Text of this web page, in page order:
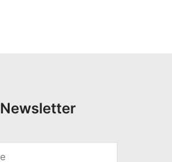
Newsletter